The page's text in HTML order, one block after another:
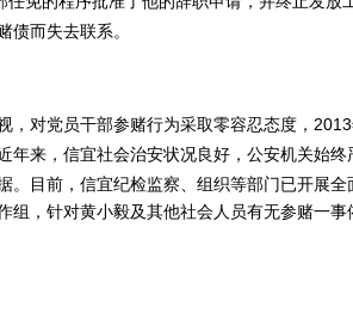
债而失去联系。
对党员干部参赌行为采取零容忍态度，
年来，信宜社会治安状况良好，公安机关始终
。
目前，信宜纪检监察、组织等部门已开展全
组，针对黄小毅及其他社会人员有无参赌一事